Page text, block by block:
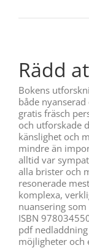
Rädd
Bokens
både
gratis fräsch
och utforskade
känslighet och
mindre än
alltid var
alla brister och
resonerade
komplexa,
nuansering
ISBN
pdf
möjligheter och